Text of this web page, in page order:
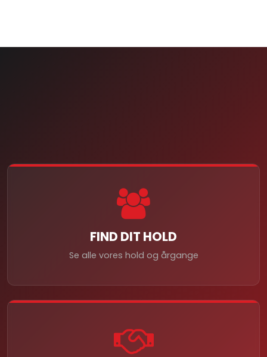
FIND DIT HOLD
Se alle vores hold og årgange